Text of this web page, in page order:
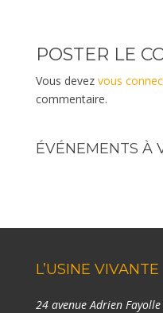
POSTER LE
Vous devez vous
commentaire.
ÉVÉNEMENTS À
L’USINE VIVANTE
24 avenue Adrien Fayolle